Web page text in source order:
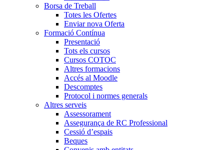
Borsa de Treball
Totes les Ofertes
Enviar nova Oferta
Formació Contínua
Presentació
Tots els cursos
Cursos COTOC
Altres formacions
Accés al Moodle
Descomptes
Protocol i normes generals
Altres serveis
Assessorament
Assegurança de RC Professional
Cessió d’espais
Beques